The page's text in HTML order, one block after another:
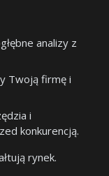
analizy z
Twoją firmę i
i
konkurencją.
rynek.